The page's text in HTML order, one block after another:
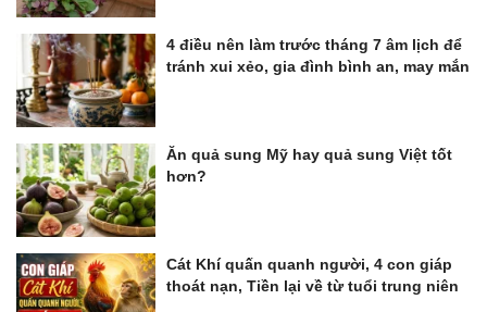
4 điều nên làm trước tháng 7 âm lịch để
tránh xui xẻo, gia đình bình an, may mắn
Ăn quả sung Mỹ hay quả sung Việt tốt
hơn?
Cát Khí quấn quanh người, 4 con giáp
thoát nạn, Tiền lại về từ tuổi trung niên